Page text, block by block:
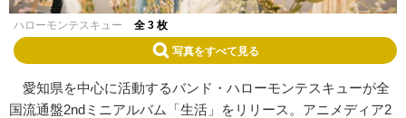
ハローモンテスキュー 全 3 枚
写真をすべて見る
愛知県を中心に活動するバンド・ハローモンテスキューが全
国流通盤2ndミニアルバム「生活」をリリース。アニメディア2